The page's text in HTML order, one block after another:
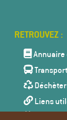
Menu
Annuaire
Liens